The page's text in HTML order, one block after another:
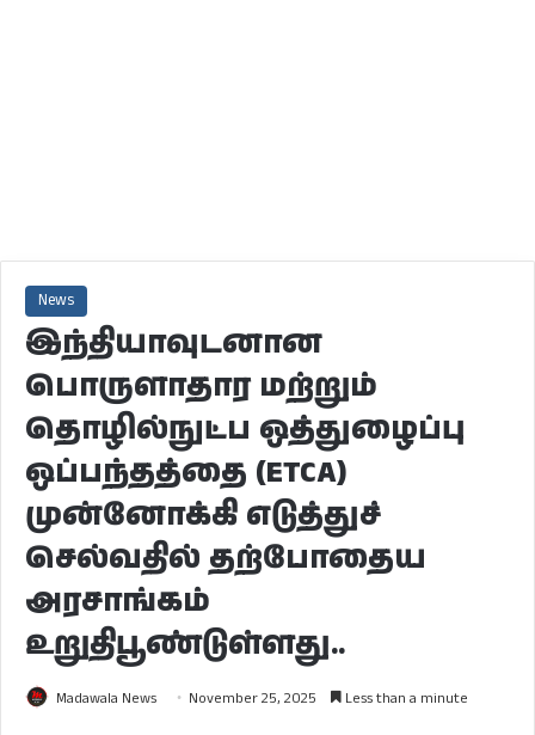
News
இந்தியாவுடனான
பொருளாதார மற்றும்
தொழில்நுட்ப ஒத்துழைப்பு
ஒப்பந்தத்தை (ETCA)
முன்னோக்கி எடுத்துச்
செல்வதில் தற்போதைய
அரசாங்கம்
உறுதிபூண்டுள்ளது..
Madawala News November 25, 2025 Less than a minute